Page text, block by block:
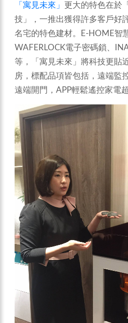
「寓見未來」
更大的特色在於
技」，一推出獲得許多客戶好
名宅的特色建材。E-HOME智
WAFERLOCK電子密碼鎖、
等，「寓見未來」將科技更貼
房，標配品項皆包括，遠端監
遠端開門，APP輕鬆遙控家電